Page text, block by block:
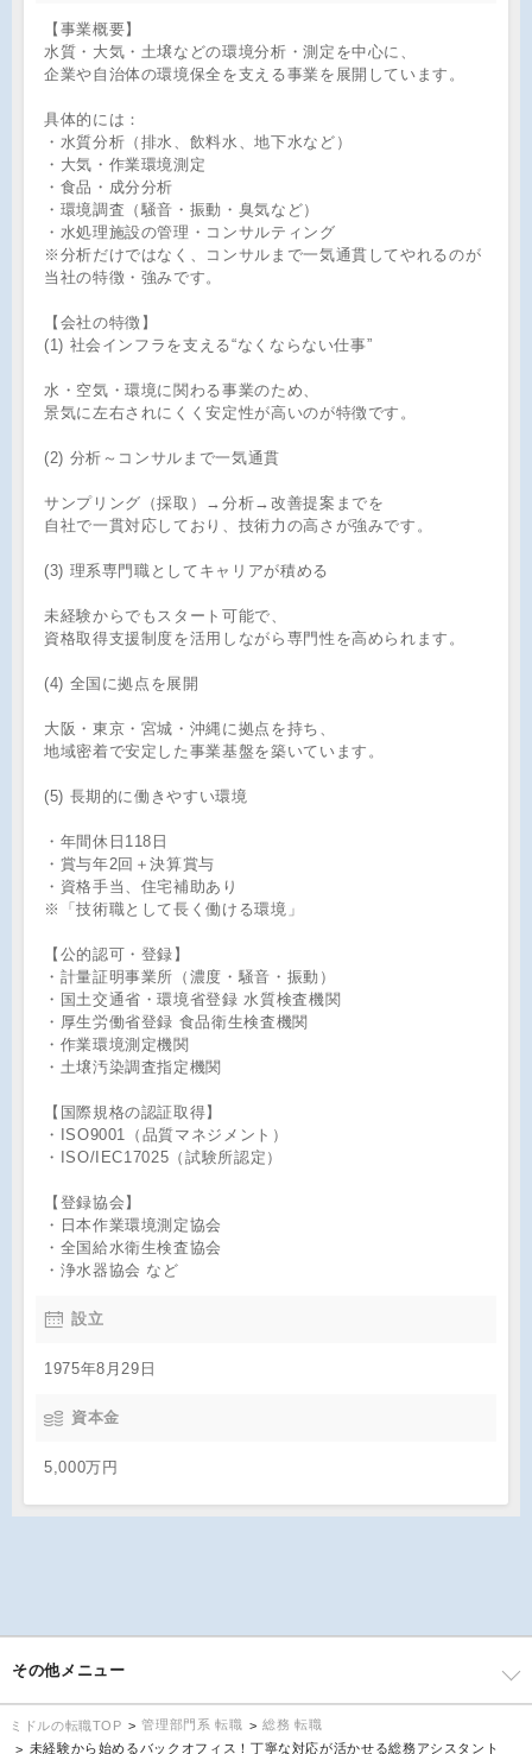
【事業概要】
水質・大気・土壌などの環境分析・測定を中心に、
企業や自治体の環境保全を支える事業を展開しています。
具体的には：
・水質分析（排水、飲料水、地下水など）
・大気・作業環境測定
・食品・成分分析
・環境調査（騒音・振動・臭気など）
・水処理施設の管理・コンサルティング
※分析だけではなく、コンサルまで一気通貫してやれるのが
当社の特徴・強みです。
【会社の特徴】
(1) 社会インフラを支える“なくならない仕事”
水・空気・環境に関わる事業のため、
景気に左右されにくく安定性が高いのが特徴です。
(2) 分析～コンサルまで一気通貫
サンプリング（採取）→分析→改善提案までを
自社で一貫対応しており、技術力の高さが強みです。
(3) 理系専門職としてキャリアが積める
未経験からでもスタート可能で、
資格取得支援制度を活用しながら専門性を高められます。
(4) 全国に拠点を展開
大阪・東京・宮城・沖縄に拠点を持ち、
地域密着で安定した事業基盤を築いています。
(5) 長期的に働きやすい環境
・年間休日118日
・賞与年2回＋決算賞与
・資格手当、住宅補助あり
※「技術職として長く働ける環境」
【公的認可・登録】
・計量証明事業所（濃度・騒音・振動）
・国土交通省・環境省登録 水質検査機関
・厚生労働省登録 食品衛生検査機関
・作業環境測定機関
・土壌汚染調査指定機関
【国際規格の認証取得】
・ISO9001（品質マネジメント）
・ISO/IEC17025（試験所認定）
【登録協会】
・日本作業環境測定協会
・全国給水衛生検査協会
・浄水器協会 など
設立
1975年8月29日
資本金
5,000万円
その他メニュー
ミドルの転職TOP 管理部門系 転職
総務 転職
未経験から始めるバックオフィス！丁寧な対応が活かせる総務アシスタント